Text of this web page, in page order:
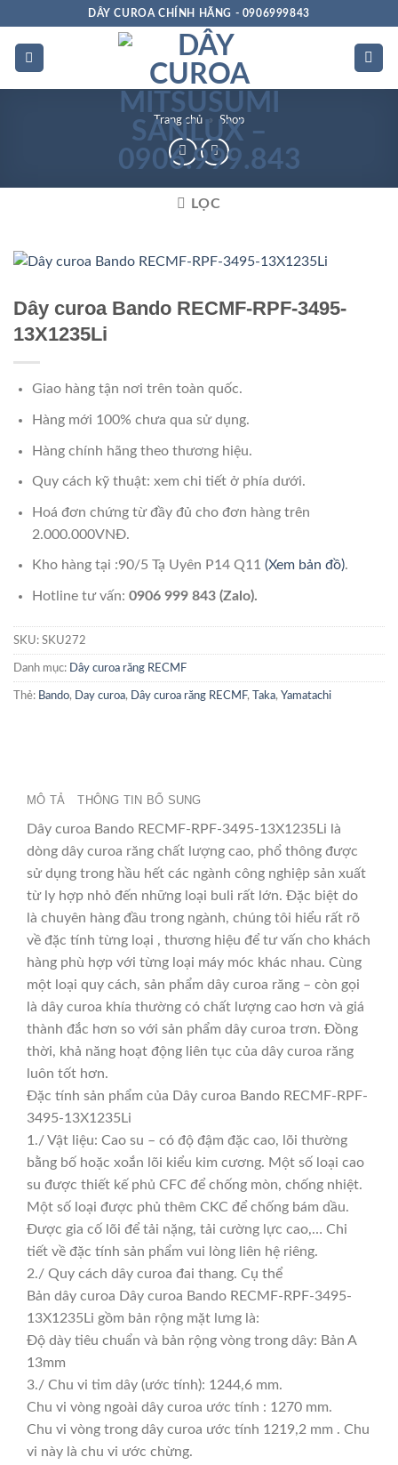
dung
DÂY CUROA CHÍNH HÃNG - 0906999843
Trang chủ » Shop
LỌC
Dây curoa Bando RECMF-RPF-3495-
13X1235Li
Giao hàng tận nơi trên toàn quốc.
Hàng mới 100% chưa qua sử dụng.
Hàng chính hãng theo thương hiệu.
Quy cách kỹ thuật: xem chi tiết ở phía dưới.
Hoá đơn chứng từ đầy đủ cho đơn hàng trên
2.000.000VNĐ.
Kho hàng tại :90/5 Tạ Uyên P14 Q11 (Xem bản đồ).
Hotline tư vấn: 0906 999 843 (Zalo).
SKU: SKU272
Danh mục: Dây curoa răng RECMF
Thẻ: Bando, Day curoa, Dây curoa răng RECMF, Taka, Yamatachi
MÔ TẢ THÔNG TIN BỔ SUNG
Dây curoa Bando RECMF-RPF-3495-13X1235Li là
dòng dây curoa răng chất lượng cao, phổ thông được
sử dụng trong hầu hết các ngành công nghiệp sản xuất
từ ly hợp nhỏ đến những loại buli rất lớn. Đặc biệt do
là chuyên hàng đầu trong ngành, chúng tôi hiểu rất rõ
về đặc tính từng loại , thương hiệu để tư vấn cho khách
hàng phù hợp với từng loại máy móc khác nhau. Cùng
một loại quy cách, sản phẩm dây curoa răng – còn gọi
là dây curoa khía thường có chất lượng cao hơn và giá
thành đắc hơn so với sản phẩm dây curoa trơn. Đồng
thời, khả năng hoạt động liên tục của dây curoa răng
luôn tốt hơn.
Đặc tính sản phẩm của Dây curoa Bando RECMF-RPF-
3495-13X1235Li
1./ Vật liệu: Cao su – có độ đậm đặc cao, lõi thường
bằng bố hoặc xoắn lõi kiểu kim cương. Một số loại cao
su được thiết kế phủ CFC để chống mòn, chống nhiệt.
Một số loại được phủ thêm CKC để chống bám dầu.
Được gia cố lõi để tải nặng, tải cường lực cao,… Chi
tiết về đặc tính sản phẩm vui lòng liên hệ riêng.
2./ Quy cách dây curoa đai thang. Cụ thể
Bản dây curoa Dây curoa Bando RECMF-RPF-3495-
13X1235Li gồm bản rộng mặt lưng là:
Độ dày tiêu chuẩn và bản rộng vòng trong dây: Bản A
13mm
3./ Chu vi tim dây (ước tính): 1244,6 mm.
Chu vi vòng ngoài dây curoa ước tính : 1270 mm.
Chu vi vòng trong dây curoa ước tính 1219,2 mm . Chu
vi này là chu vi ước chừng.